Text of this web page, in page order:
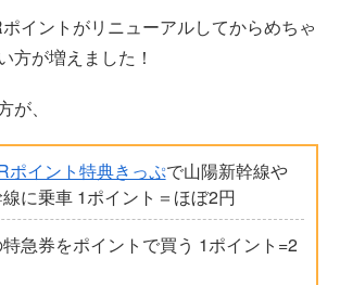
イントがリニューアルしてからめちゃ
方が増えました！
、
ポイント特典きっぷで山陽新幹線や
に乗車 1ポイント＝ほぼ2円
急券をポイントで買う 1ポイント=2